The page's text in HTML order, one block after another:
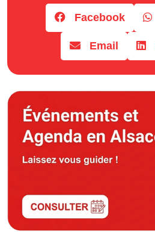
Facebook
Email